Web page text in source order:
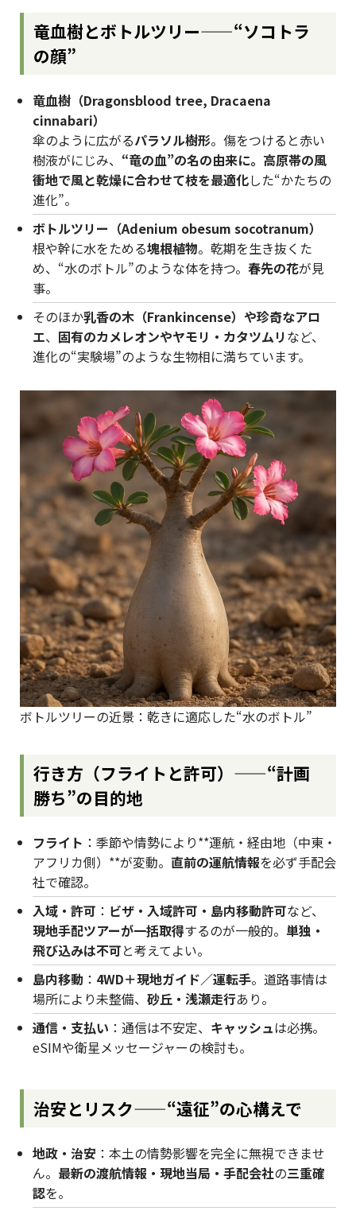
竜血樹とボトルツリー——“ソコトラ
の顔”
竜血樹（Dragonsblood tree, Dracaena
cinnabari）
傘のように広がるパラソル樹形。傷をつけると赤い
樹液がにじみ、 “竜の血”の名の由来に。高原帯の風
衝地で風と乾燥に合わせて枝を最適化した“かたちの
進化”。
ボトルツリー（Adenium obesum socotranum）
根や幹に水をためる塊根植物。乾期を生き抜くた
め、“水のボトル”のような体を持つ。 春先の花が見
事。
そのほか乳香の木（Frankincense）や珍奇なアロ
エ、 固有のカメレオンやヤモリ・カタツムリなど、
進化の“実験場”のような生物相に満ちています。
ボトルツリーの近景：乾きに適応した“水のボトル”
行き方（フライトと許可）——“計画
勝ち”の目的地
フライト ：季節や情勢により**運航・経由地（中東・
アフリカ側）**が変動。 直前の運航情報を必ず手配会
社で確認。
入域・許可 ： ビザ・入域許可・島内移動許可など、
現地手配ツアーが一括取得するのが一般的。 単独・
飛び込みは不可と考えてよい。
島内移動 ： 4WD＋現地ガイド／運転手。道路事情は
場所により未整備、 砂丘・浅瀬走行あり。
通信・支払い ：通信は不安定、 キャッシュは必携。
eSIMや衛星メッセージャーの検討も。
治安とリスク——“遠征”の心構えで
地政・治安 ：本土の情勢影響を完全に無視できませ
ん。 最新の渡航情報・現地当局・手配会社の三重確
認を。